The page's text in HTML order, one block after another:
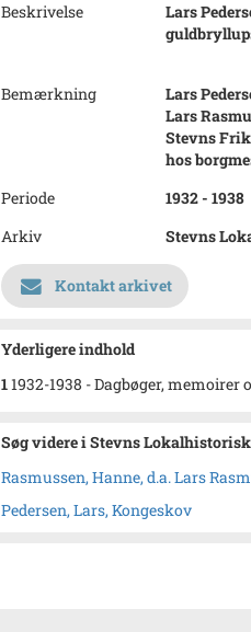
Beskrivelse
Lars
Bemærkning
Lars
Lars
Stevns
hos
Periode
1932 - 1938
Arkiv
Stevns
Kontakt arkivet
Yderligere indhold
11932-1938 - Dagbøger, memoirer
Søg videre i Stevns
Rasmussen, Hanne, d.a. Lars
Pedersen, Lars, Kongeskov